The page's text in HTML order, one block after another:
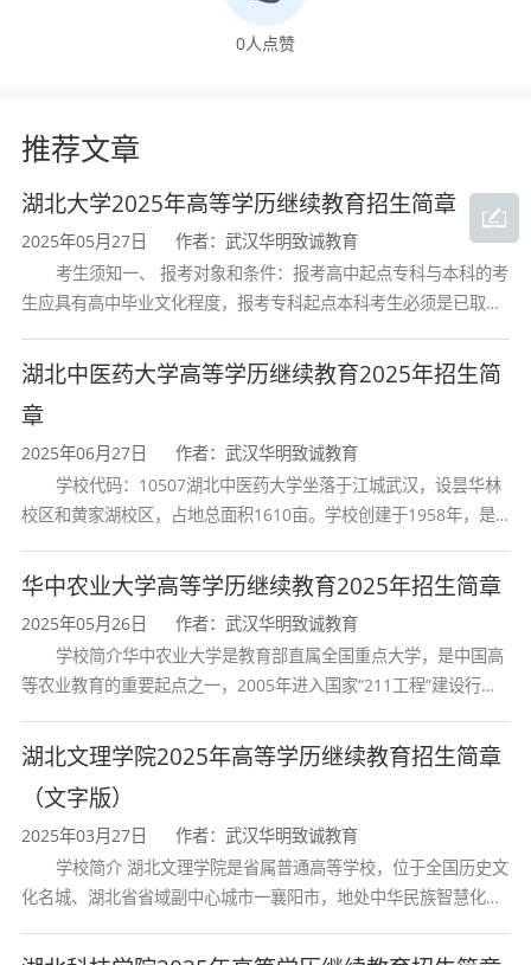
德、智、体、美等全面发展，具有良好的思想道
德素质和文化科学素质，具备电子与信息系统、
通讯系统理论与技术以及计算机等方面的基本理
论和基本知识，获得进行科学研究和工程实践的
初步训练，能在电子与信息及相关领域从事研
究、设计、制造、开发应用和技术管理的创新型
应用人才以及高等、中等职业技术院校师资。非
师范类，授予工学学士学位。
理论基础：系统掌握信号与系统、电子技
术、电磁场与电磁波、信息论、计算机基础等基
本理论和基本知识；
传输等基本分析、设计、开发、测试和应用的基
本知识，具有集成电子设备及信息系统的基本能
力；
实践能力：接受电子工程、信息工程、计算
0人点赞
推荐文章
湖北大学2025年高等学历继续教育招生简章
2025年05月27日
作者：武汉华明致诚教育
考生须知一、 报考对象和条件：报考高中起点专科与本科的考
生应具有高中毕业文化程度，报考专科起点本科考生必须是已取得
构颁发的大学专科毕业证书的人
湖北中医药大学高等学历继续教育2025年招生简
章
2025年06月27日
作者：武汉华明致诚教育
学校代码：10507湖北中医药大学坐落于江城武汉，设昙华林
校区和黄家湖校区，占地总面积1610亩。学校创建于1958年，是
育和最早开办中医研究
华中农业大学高等学历继续教育2025年招生简章
2025年05月26日
作者：武汉华明致诚教育
学校简介华中农业大学是教育部直属全国重点大学，是中国高
等农业教育的重要起点之一，2005年进入国家“211工程”建设行
首轮“双一流”成效
湖北文理学院2025年高等学历继续教育招生简章
（文字版）
2025年03月27日
作者：武汉华明致诚教育
学校简介 湖北文理学院是省属普通高等学校，位于全国历史文
化名城、湖北省省域副中心城市一襄阳市，地处中华民族智慧化身
学校、全国普通